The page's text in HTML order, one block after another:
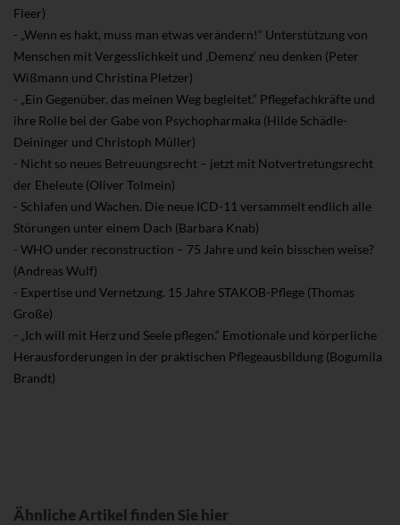
Fleer)
- „Wenn es hakt, muss man etwas verändern!“ Unterstützung von
Menschen mit Vergesslichkeit und ‚Demenz‘ neu denken (Peter
Wißmann und Christina Pletzer)
- „Ein Gegenüber, das meinen Weg begleitet.“ Pflegefachkräfte und
ihre Rolle bei der Gabe von Psychopharmaka (Hilde Schädle-
Deininger und Christoph Müller)
- Nicht so neues Betreuungsrecht – jetzt mit Notvertretungsrecht
der Eheleute (Oliver Tolmein)
- Schlafen und Wachen. Die neue ICD-11 versammelt endlich alle
Störungen unter einem Dach (Barbara Knab)
- WHO under reconstruction – 75 Jahre und kein bisschen weise?
(Andreas Wulf)
- Expertise und Vernetzung. 15 Jahre STAKOB-Pflege (Thomas
Große)
- „Ich will mit Herz und Seele pflegen.“ Emotionale und körperliche
Herausforderungen in der praktischen Pflegeausbildung (Bogumila
Brandt)
Ähnliche Artikel finden Sie hier